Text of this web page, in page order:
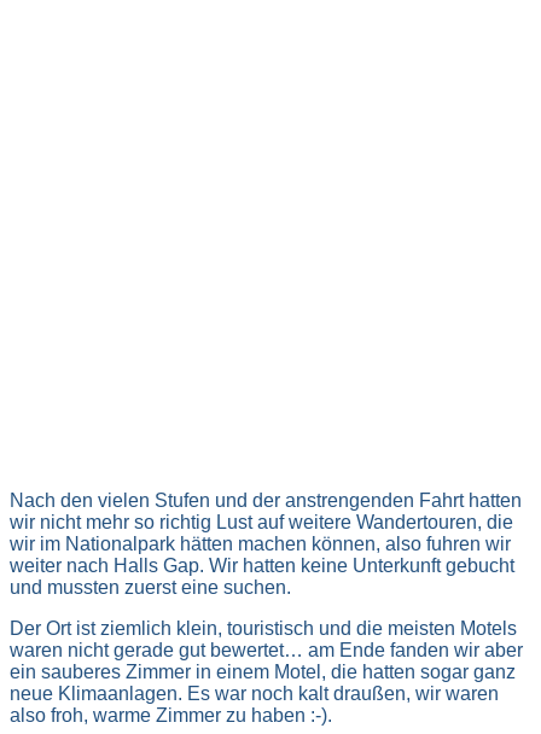
Nach den vielen Stufen und der anstrengenden Fahrt hatten
wir nicht mehr so richtig Lust auf weitere Wandertouren, die
wir im Nationalpark hätten machen können, also fuhren wir
weiter nach Halls Gap. Wir hatten keine Unterkunft gebucht
und mussten zuerst eine suchen.
Der Ort ist ziemlich klein, touristisch und die meisten Motels
waren nicht gerade gut bewertet… am Ende fanden wir aber
ein sauberes Zimmer in einem Motel, die hatten sogar ganz
neue Klimaanlagen. Es war noch kalt draußen, wir waren
also froh, warme Zimmer zu haben :-).